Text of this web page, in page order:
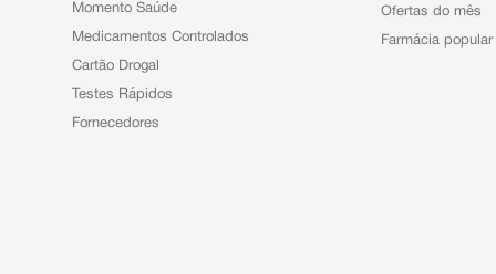
Momento Saúde
Medicamentos Controlados
Cartão Drogal
Testes Rápidos
Fornecedores
Ofertas do mês
Farmácia popular